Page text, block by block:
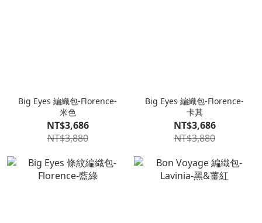
Big Eyes 編織包-Florence-
米色
NT$3,686
NT$3,880
Big Eyes 編織包-Florence-
卡其
NT$3,686
NT$3,880